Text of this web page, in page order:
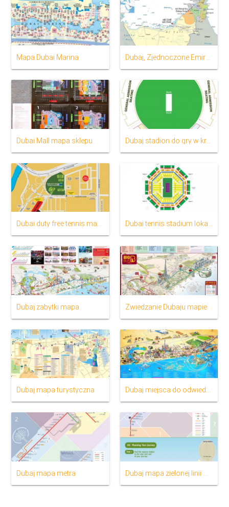
Mapa Dubai Marina Dubaj, Zjednoczone Emiraty Arabskie mapie
Dubai Mall mapa sklepu Dubaj stadion do gry w krykieta mapie
Dubaj zabytki mapa Zwiedzanie Dubaju mapie
Dubaj mapa turystyczna Dubaj miejsca do odwiedzenia na mapie
Dubaj mapa metra